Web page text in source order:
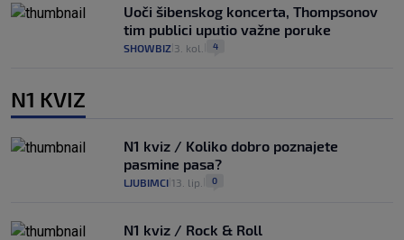
Uoči šibenskog koncerta, Thompsonov
tim publici uputio važne poruke
SHOWBIZ 3. kol. 4
N1 KVIZ
N1 kviz / Koliko dobro poznajete
pasmine pasa?
LJUBIMCI 13. lip. 0
N1 kviz / Rock & Roll